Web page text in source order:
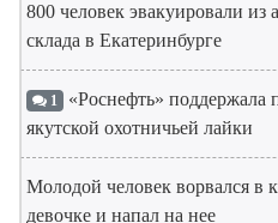
800 человек эвакуировали из
склада в Екатеринбурге
1 «Роснефть» поддержала
якутской охотничьей лайки
Молодой человек ворвался в
девочке и напал на нее